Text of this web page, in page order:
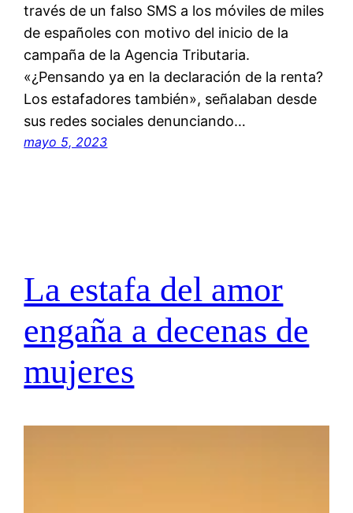
través de un falso SMS a los móviles de miles
de españoles con motivo del inicio de la
campaña de la Agencia Tributaria.
«¿Pensando ya en la declaración de la renta?
Los estafadores también», señalaban desde
sus redes sociales denunciando…
mayo 5, 2023
La estafa del amor
engaña a decenas de
mujeres